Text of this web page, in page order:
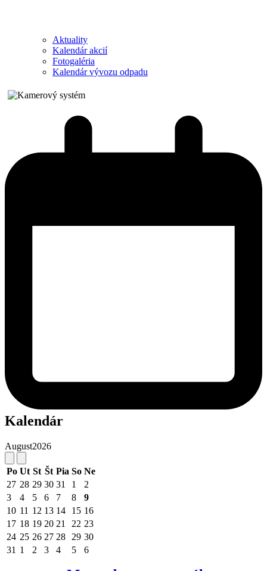
Aktuality
Kalendár akcií
Fotogaléria
Kalendár vývozu odpadu
Kalendár
August2026
Po Ut St Št Pia So Ne
27 28 29 30 31 1
2
3
4 5 6 7 8
9
10 11 12 13 14 15 16
17 18 19 20 21 22 23
24 25 26 27 28 29 30
31 1 2 3 4 5 6